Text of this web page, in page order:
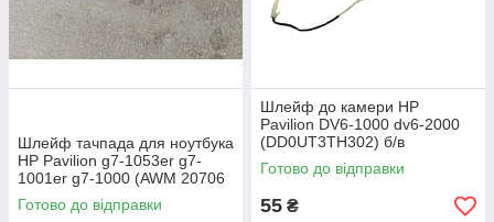
Шлейф тачпада для ноутбука
HP Pavilion g7-1053er g7-
1001er g7-1000 (AWM 20706
105C) б/в
Готово до відправки
Шлейф до камери HP
Pavilion DV6-1000 dv6-2000
(DD0UT3TH302) б/в
Готово до відправки
55 ₴